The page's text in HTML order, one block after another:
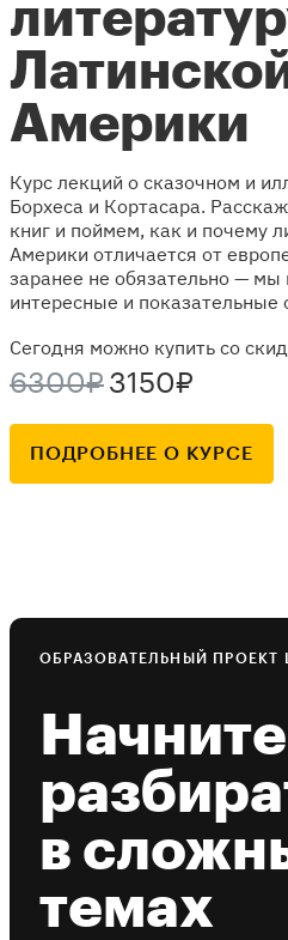
Америки
Курс лекций о сказочном и
Борхеса и Кортасара.
книг и поймем, как и почему
Америки отличается от
заранее не обязательно —
интересные и показательные
Сегодня можно купить со
6300₽ 3150₽
ПОДРОБНЕЕ О КУРСЕ
ОБРАЗОВАТЕЛЬНЫЙ ПРОЕКТ
Начните
в
темах